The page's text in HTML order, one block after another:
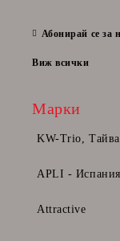
Абонирай се за
Виж всички
Марки
KW-Trio,
APLI - Испания
Attractive